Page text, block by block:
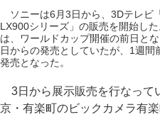
ソニーは6月3日から、3Dテレビ
LX900シリーズ」の販売を開始し
は、ワールドカップ開催の前日と
日からの発売としていたが、1週間
発売となった。
3日から展示販売を行なって
京・有楽町のビックカメラ有